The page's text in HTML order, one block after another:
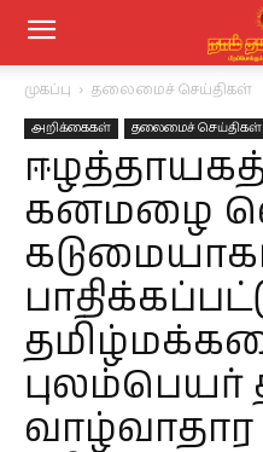
முகப்பு தலைமைச் செய்திகள்
அறிக்கைகள் தலைமைச் செய்திகள்
கனமழை
புலம்பெயர்